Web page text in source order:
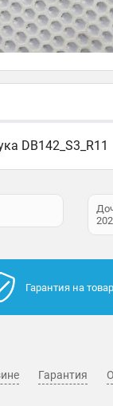
DB142_S3_R11
Гарантия на
Гарантия